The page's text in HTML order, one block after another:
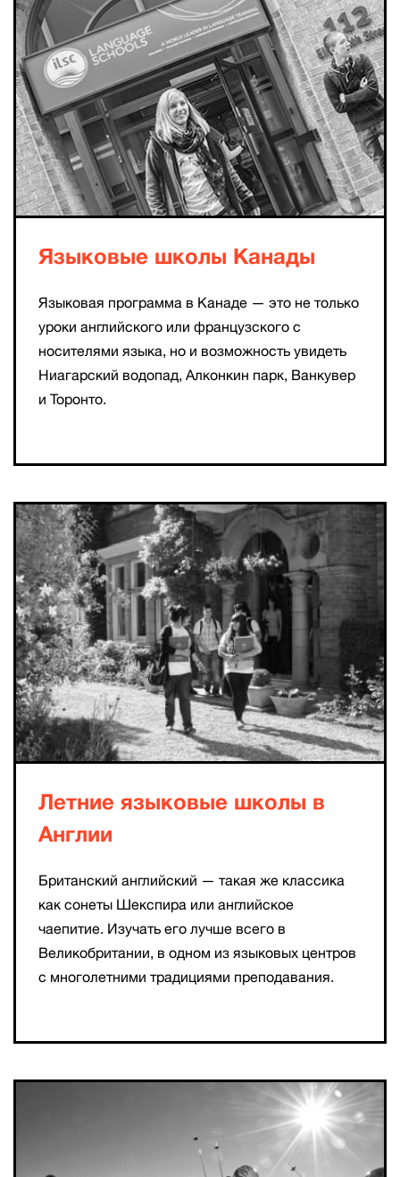
Языковые школы Канады
Языковая программа в Канаде — это не только
уроки английского или французского с
носителями языка, но и возможность увидеть
Ниагарский водопад, Алконкин парк, Ванкувер
и Торонто.
Летние языковые школы в
Англии
Британский английский — такая же классика
как сонеты Шекспира или английское
чаепитие. Изучать его лучше всего в
Великобритании, в одном из языковых центров
с многолетними традициями преподавания.